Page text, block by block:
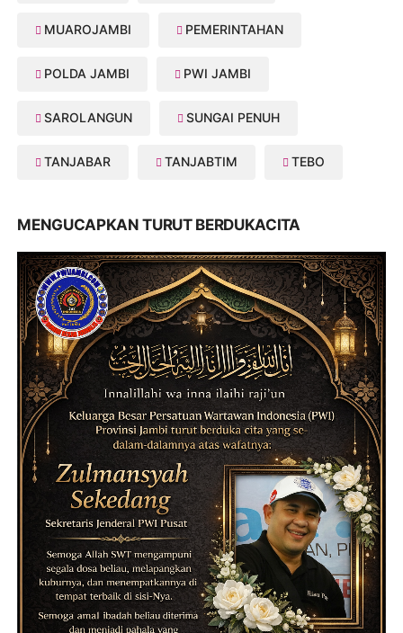
MUAROJAMBI PEMERINTAHAN
POLDA JAMBI PWI JAMBI
SAROLANGUN SUNGAI PENUH
TANJABAR TANJABTIM TEBO
MENGUCAPKAN TURUT BERDUKACITA